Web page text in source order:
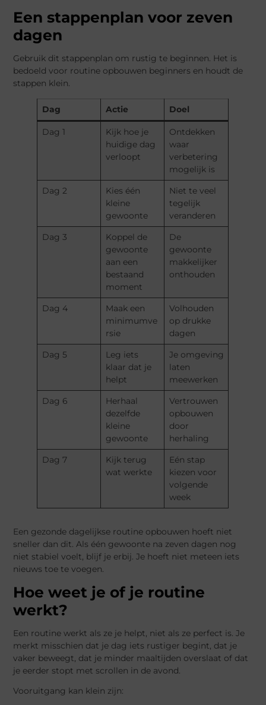
Een stappenplan voor zeven
dagen
Gebruik dit stappenplan om rustig te beginnen. Het is
bedoeld voor routine opbouwen beginners en houdt de
stappen klein.
Dag Actie Doel
Dag 1
Kijk hoe je
huidige dag
verloopt
Ontdekken
waar
verbetering
mogelijk is
Dag 2
Kies één
kleine
gewoonte
Niet te veel
tegelijk
veranderen
Dag 3
Koppel de
gewoonte
aan een
bestaand
moment
De
gewoonte
makkelijker
onthouden
Dag 4
Maak een
minimumve
rsie
Volhouden
op drukke
dagen
Dag 5
Leg iets
klaar dat je
helpt
Je omgeving
laten
meewerken
Dag 6
Herhaal
dezelfde
kleine
gewoonte
Vertrouwen
opbouwen
door
herhaling
Dag 7
Kijk terug
wat werkte
Eén stap
kiezen voor
volgende
week
Een gezonde dagelijkse routine opbouwen hoeft niet
sneller dan dit. Als één gewoonte na zeven dagen nog
niet stabiel voelt, blijf je erbij. Je hoeft niet meteen iets
nieuws toe te voegen.
Hoe weet je of je routine
werkt?
Een routine werkt als ze je helpt, niet als ze perfect is. Je
merkt misschien dat je dag iets rustiger begint, dat je
vaker beweegt, dat je minder maaltijden overslaat of dat
je eerder stopt met scrollen in de avond.
Vooruitgang kan klein zijn: